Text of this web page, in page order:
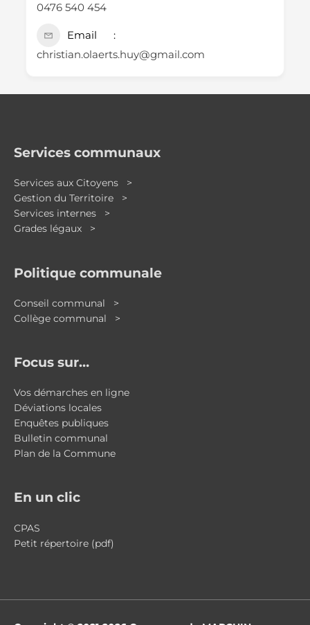
0476 540 454
Email
christian.olaerts.huy@gmail.com
Services communaux
Services aux Citoyens >
Gestion du Territoire >
Services internes >
Grades légaux >
Politique communale
Conseil communal >
Collège communal >
Focus sur…
Vos démarches en ligne
Déviations locales
Enquêtes publiques
Bulletin communal
Plan de la Commune
En un clic
CPAS
Petit répertoire (pdf)